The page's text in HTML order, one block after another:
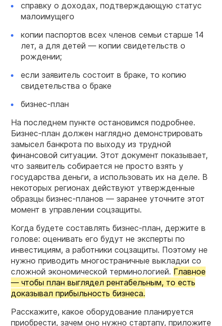
справку о доходах, подтверждающую статус
малоимущего
копии паспортов всех членов семьи старше 14
лет, а для детей — копии свидетельств о
рождении;
если заявитель состоит в браке, то копию
свидетельства о браке
бизнес-план
На последнем пункте остановимся подробнее.
Бизнес-план должен наглядно демонстрировать
замысел банкрота по выходу из трудной
финансовой ситуации. Этот документ показывает,
что заявитель собирается не просто взять у
государства деньги, а использовать их на деле. В
некоторых регионах действуют утвержденные
образцы бизнес-планов — заранее уточните этот
момент в управлении соцзащиты.
Когда будете составлять бизнес-план, держите в
голове: оценивать его будут не эксперты по
инвестициям, а работники соцзащиты. Поэтому не
нужно приводить многостраничные выкладки со
сложной экономической терминологией. Главное
— чтобы план выглядел рентабельным, то есть
доказывал прибыльность бизнеса.
Расскажите, какое оборудование планируется
приобрести, зачем оно нужно стартапу, приложите